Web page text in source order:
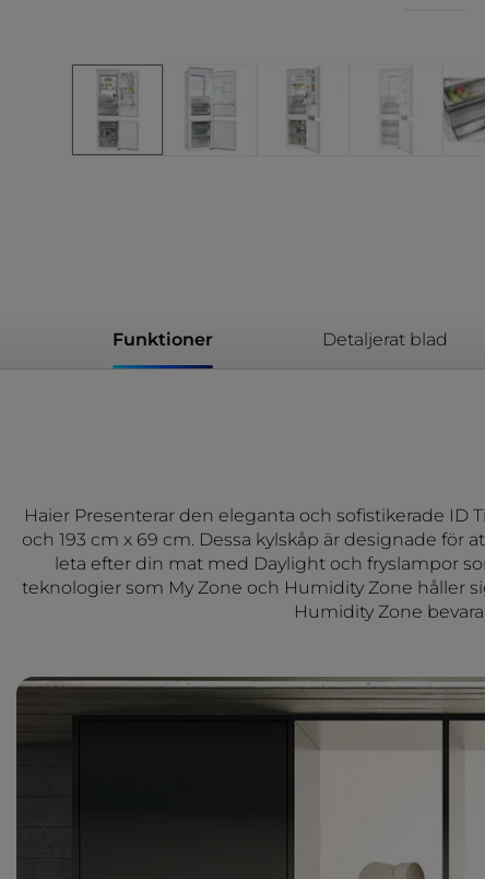
Funktioner Detaljerat blad
Haier Presenterar den eleganta och sofistikerade ID
och 193 cm x 69 cm. Dessa kylskåp är designade
leta efter din mat med Daylight och fryslampor
teknologier som My Zone och Humidity Zone håller
Humidity Zone